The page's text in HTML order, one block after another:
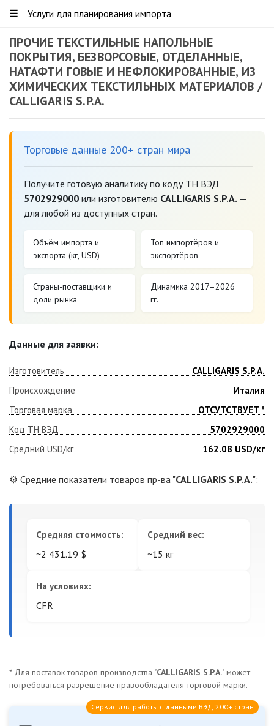
☰ Услуги для планирования импорта
ПРОЧИЕ ТЕКСТИЛЬНЫЕ НАПОЛЬНЫЕ
ПОКРЫТИЯ, БЕЗВОРСОВЫЕ, ОТДЕЛАННЫЕ,
НАТАФТИ ГОВЫЕ И НЕФЛОКИРОВАННЫЕ, ИЗ
ХИМИЧЕСКИХ ТЕКСТИЛЬНЫХ МАТЕРИАЛОВ /
CALLIGARIS S.P.A.
Торговые данные 200+ стран мира
Получите готовую аналитику по коду ТН ВЭД
5702929000 или изготовителю CALLIGARIS S.P.A. —
для любой из доступных стран.
Объём импорта и
экспорта (кг, USD)
Топ импортёров и
экспортёров
Страны-поставщики и
доли рынка
Динамика 2017–2026
гг.
Данные для заявки:
Изготовитель
CALLIGARIS S.P.A.
Происхождение
Италия
Торговая марка
ОТСУТСТВУЕТ *
Код ТН ВЭД
5702929000
Средний USD/кг
162.08 USD/кг
⚙️ Средние показатели товаров пр-ва "CALLIGARIS S.P.A.":
Средняя стоимость:
~2 431.19 $
Средний вес:
~15 кг
На условиях:
CFR
* Для поставок товаров производства "CALLIGARIS S.P.A." может
потребоваться разрешение правообладателя торговой марки.
Сервис для работы с данными ВЭД 200+ стран